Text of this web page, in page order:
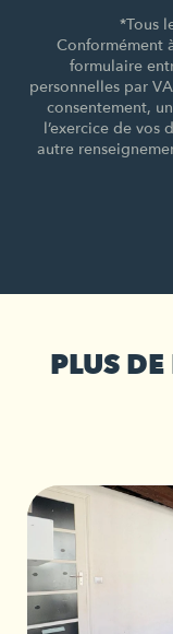
*Tous
Conformément
formulaire
personnelles par
consentement,
l’exercice de
autre
PLUS